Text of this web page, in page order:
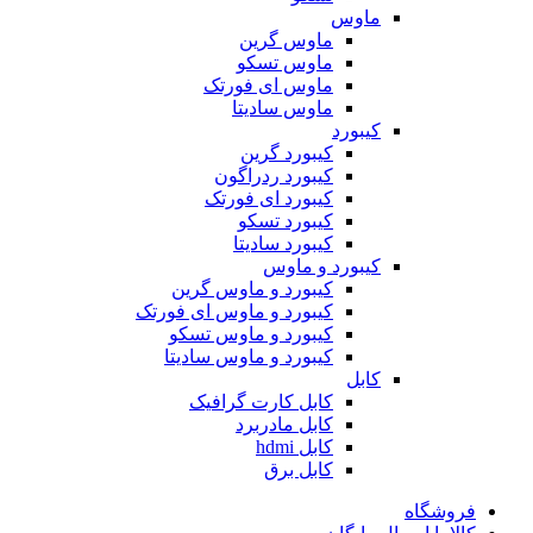
ماوس
ماوس گرین
ماوس تسکو
ماوس ای فورتک
ماوس سادیتا
کیبورد
کیبورد گرین
کیبورد ردراگون
کیبورد ای فورتک
کیبورد تسکو
کیبورد سادیتا
کیبورد و ماوس
کیبورد و ماوس گرین
کیبورد و ماوس ای فورتک
کیبورد و ماوس تسکو
کیبورد و ماوس سادیتا
کابل
کابل کارت گرافیک
کابل مادربرد
کابل hdmi
کابل برق
فروشگاه